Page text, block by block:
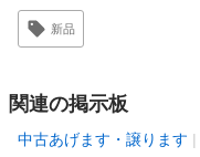
新品
関連の掲示板
中古あげます・譲ります